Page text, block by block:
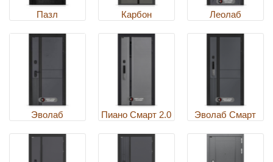
Пазл Карбон Леолаб
Эволаб Пиано Смарт 2.0 Эволаб Смарт